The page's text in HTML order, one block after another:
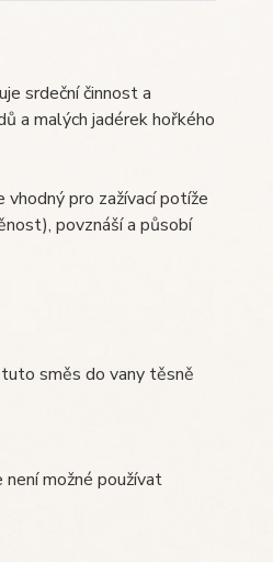
srdeční činnost a
a malých jadérek hořkého
pro zažívací potíže
povznáší a působí
směs do vany těsně
možné používat